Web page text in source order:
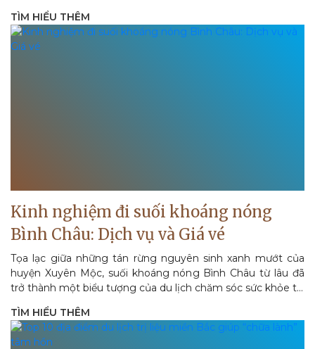
TÌM HIỂU THÊM
Kinh nghiệm đi suối khoáng nóng
Bình Châu: Dịch vụ và Giá vé
Tọa lạc giữa những tán rừng nguyên sinh xanh mướt của
huyện Xuyên Mộc, suối khoáng nóng Bình Châu từ lâu đã
trở thành một biểu tượng của du lịch chăm sóc sức khỏe tại
TÌM HIỂU THÊM